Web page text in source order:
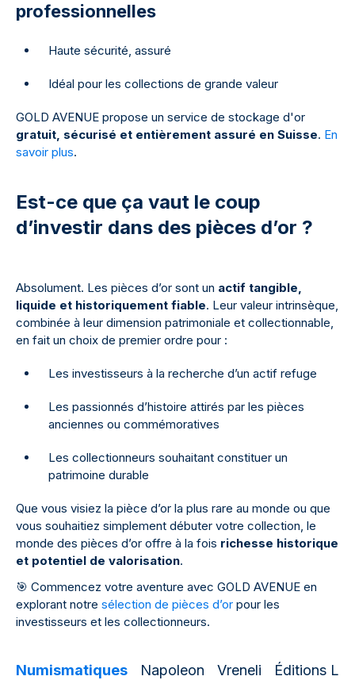
professionnelles
Haute sécurité, assuré
Idéal pour les collections de grande valeur
GOLD AVENUE propose un service de stockage d'or
gratuit, sécurisé et entièrement assuré en Suisse. En
savoir plus.
Est-ce que ça vaut le coup
d’investir dans des pièces d’or ?
Absolument. Les pièces d’or sont un actif tangible,
liquide et historiquement fiable. Leur valeur intrinsèque,
combinée à leur dimension patrimoniale et collectionnable,
en fait un choix de premier ordre pour :
Les investisseurs à la recherche d’un actif refuge
Les passionnés d’histoire attirés par les pièces
anciennes ou commémoratives
Les collectionneurs souhaitant constituer un
patrimoine durable
Que vous visiez la pièce d’or la plus rare au monde ou que
vous souhaitiez simplement débuter votre collection, le
monde des pièces d’or offre à la fois richesse historique
et potentiel de valorisation.
🎯 Commencez votre aventure avec GOLD AVENUE en
explorant notre sélection de pièces d’or pour les
investisseurs et les collectionneurs.
Numismatiques Napoleon Vreneli Éditions